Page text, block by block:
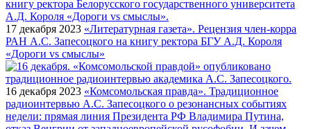
17 декабря 2023 «Литературная газета». Рецензия член-корра
РАН А.С. Запесоцкого на книгу ректора БГУ А.Д. Короля
«Дороги vs смыслы»
16 декабря 2023 «Комсомольская правда». Традиционное
радиоинтервью А.С. Запесоцкого о резонансных событиях
недели: прямая линия Президента РФ Владимира Путина,